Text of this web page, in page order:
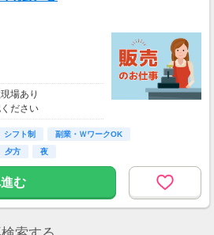
持ちの方
円
円
付金＞
育責任者の資格をお
給！
30勤務で70,000円
場あり
ださい
シフト制
副業・ＷワークOK
夕方 夜
む